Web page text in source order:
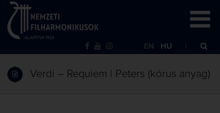
EN HU
Verdi – Requiem | Peters (kórus anyag)